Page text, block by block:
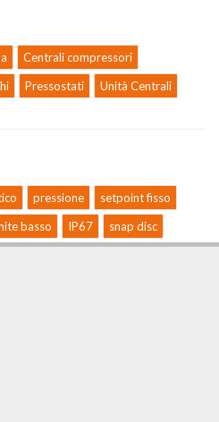
Centrali compressori
Pressostati Unità Centrali
pressione
setpoint fisso
basso IP67 snap disc